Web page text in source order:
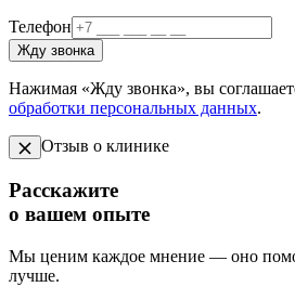
Телефон
Жду звонка
Нажимая «Жду звонка», вы
обработки персональных данных.
Отзыв о клинике
Расскажите
о вашем опыте
Мы ценим каждое мнение — оно
лучше.